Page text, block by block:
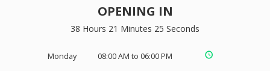
OPENING IN
38 Hours 21 Minutes 25 Seconds
Monday 08:00 AM to 06:00 PM